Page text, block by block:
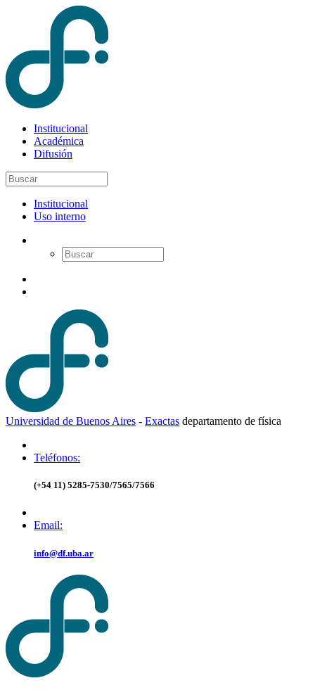
Institucional
Académica
Difusión
Institucional
Uso interno
Universidad de Buenos Aires - Exactas departamento de física
Teléfonos:
(+54 11) 5285-7530/7565/7566
Email:
info@df.uba.ar